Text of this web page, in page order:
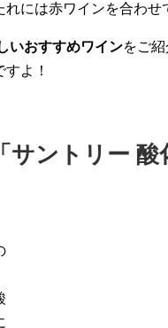
には赤ワインを合わせ
いおすすめワインをご
よ！
ントリー 酸